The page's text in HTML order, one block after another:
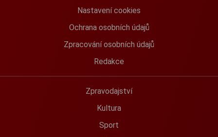
Nastavení cookies
Ochrana osobních údajů
Zpracování osobních údajů
Redakce
Zpravodajství
Kultura
Sport